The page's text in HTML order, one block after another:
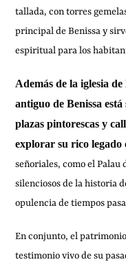
tallada, con torres
principal de Benissa y
espiritual para los
Además de la iglesia
antiguo de Benissa
plazas pintorescas y
explorar su rico
señoriales, como el Palau
silenciosos de la historia
opulencia de tiempos
En conjunto, el
testimonio vivo de su